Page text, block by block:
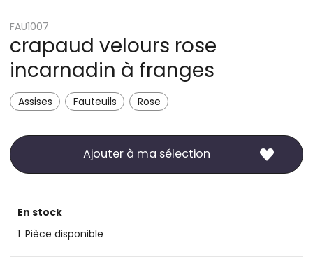
FAU1007
crapaud velours rose
incarnadin à franges
Assises Fauteuils Rose
Ajouter à ma sélection
En stock
1 Pièce disponible